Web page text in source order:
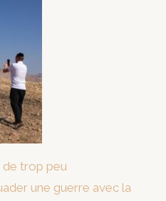
de trop peu
une guerre avec la